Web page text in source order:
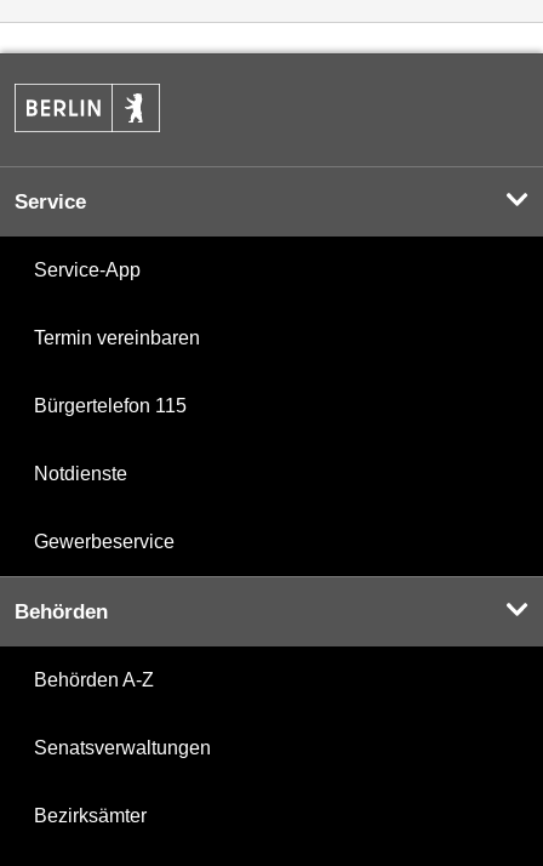
Service
Service-App
Termin vereinbaren
Bürgertelefon 115
Notdienste
Gewerbeservice
Behörden
Behörden A-Z
Senatsverwaltungen
Bezirksämter